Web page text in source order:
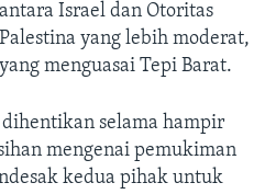
antara Israel dan Otoritas
Palestina yang lebih moderat,
yang menguasai Tepi Barat.
selama hampir
mengenai pemukiman
kedua pihak untuk